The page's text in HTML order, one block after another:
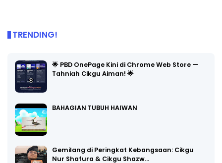
TRENDING!
🌟 PBD OnePage Kini di Chrome Web Store —
Tahniah Cikgu Aiman! 🌟
BAHAGIAN TUBUH HAIWAN
Gemilang di Peringkat Kebangsaan: Cikgu
Nur Shafura & Cikgu Shazw…